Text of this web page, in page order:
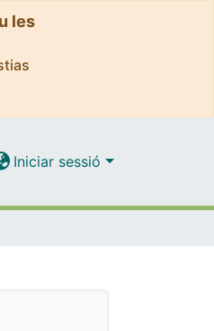
les
Iniciar sessió